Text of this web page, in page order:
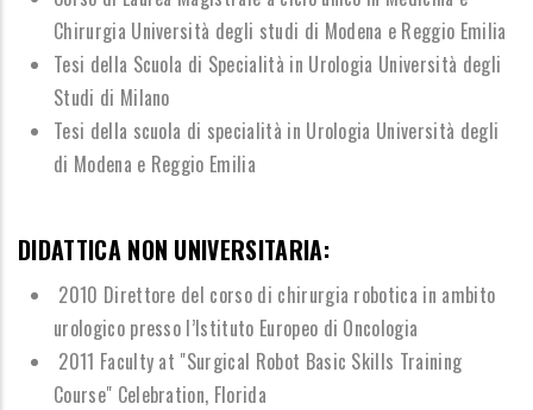
Chirurgia Università degli studi di Modena e Reggio Emilia
Tesi della Scuola di Specialità in Urologia Università degli
Studi di Milano
Tesi della scuola di specialità in Urologia Università degli
di Modena e Reggio Emilia
DIDATTICA NON UNIVERSITARIA:
2010 Direttore del corso di chirurgia robotica in ambito
urologico presso l’Istituto Europeo di Oncologia
2011 Faculty at "Surgical Robot Basic Skills Training
Course" Celebration, Florida